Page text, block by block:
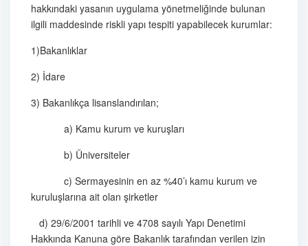
hakkındaki yasanın uygulama yönetmeliğinde bulunan
ilgili maddesinde riskli yapı tespiti yapabilecek kurumlar:
1)Bakanlıklar
2) İdare
3) Bakanlıkça lisanslandırılan;
a) Kamu kurum ve kuruşları
b) Üniversiteler
c) Sermayesinin en az %40’ı kamu kurum ve
kuruluşlarına ait olan şirketler
d) 29/6/2001 tarihli ve 4708 sayılı Yapı Denetimi
Hakkında Kanuna göre Bakanlık tarafından verilen izin